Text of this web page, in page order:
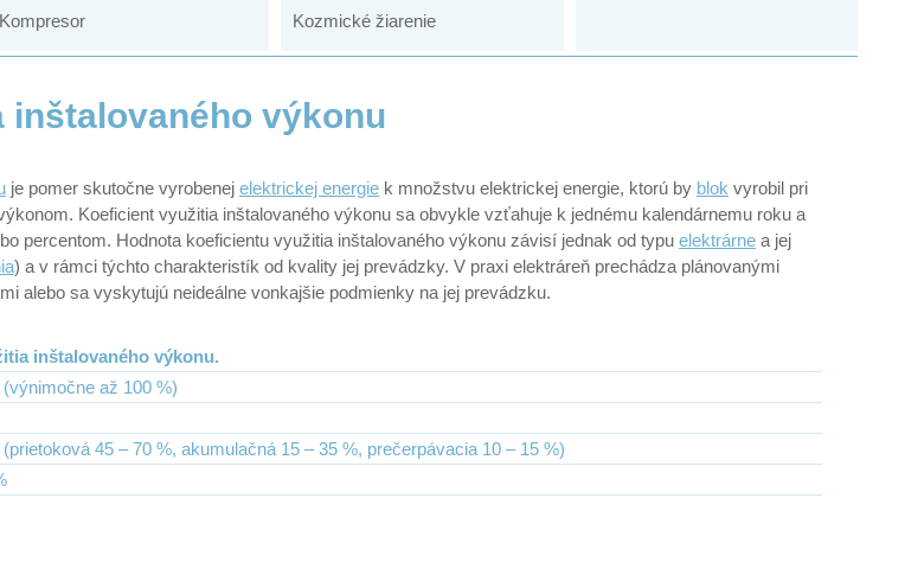
Kompresor
Kozmické žiarenie
výkonu
je pomer skutočne vyrobenej elektrickej energie k množstvu elektrickej energie, ktorú by blok vyrobil pri
Koeficient využitia inštalovaného výkonu sa obvykle vzťahuje k jednému kalendárnemu roku a
percentom. Hodnota koeficientu využitia inštalovaného výkonu závisí jednak od typu elektrárne a jej
) a v rámci týchto charakteristík od kvality jej prevádzky. V praxi elektráreň prechádza plánovanými
alebo sa vyskytujú neideálne vonkajšie podmienky na jej prevádzku.
inštalovaného výkonu.
až 100 %)
(prietoková 45 – 70 %, akumulačná 15 – 35 %, prečerpávacia 10 – 15 %)